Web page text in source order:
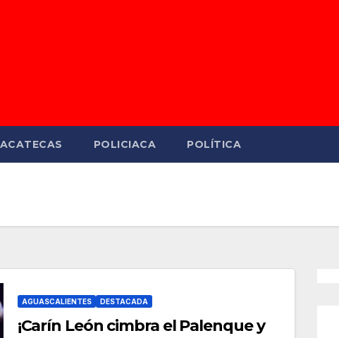
POLICIACA POLÍTICA
AGUASCALIENTES DESTACADA
¡Carín León cimbra el Palenque y